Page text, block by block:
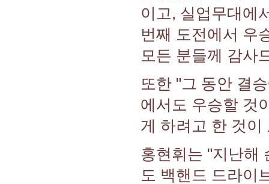
이고, 실업무대에
번째 도전에서 우
모든 분들께 감사
또한 "그 동안 결
에서도 우승할 것
게 하려고 한 것이
홍현휘는 "지난해
도 백핸드 드라이